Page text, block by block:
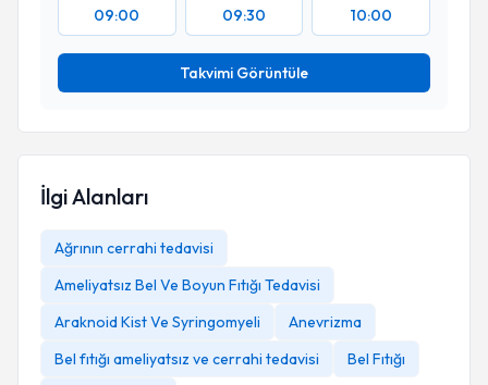
09:00 09:30 10:00
Takvimi Görüntüle
İlgi Alanları
Ağrının cerrahi tedavisi
Ameliyatsız Bel Ve Boyun Fıtığı Tedavisi
Araknoid Kist Ve Syringomyeli
Anevrizma
Bel fıtığı ameliyatsız ve cerrahi tedavisi
Bel Fıtığı